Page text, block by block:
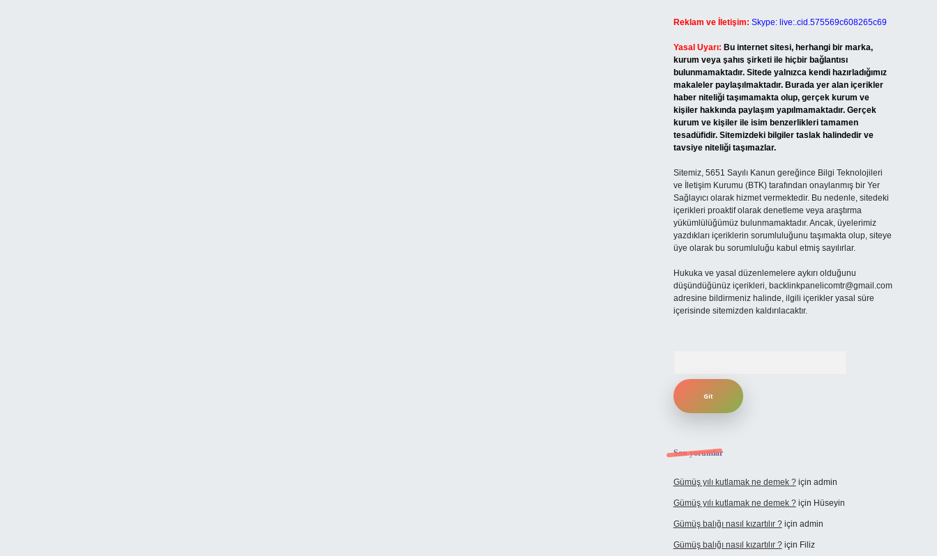
Reklam ve İletişim: Skype: live:.cid.575569c608265c69
Yasal Uyarı: Bu internet sitesi, herhangi bir marka,
kurum veya şahıs şirketi ile hiçbir bağlantısı
bulunmamaktadır. Sitede yalnızca kendi hazırladığımız
makaleler paylaşılmaktadır. Burada yer alan içerikler
haber niteliği taşımamakta olup, gerçek kurum ve
kişiler hakkında paylaşım yapılmamaktadır. Gerçek
kurum ve kişiler ile isim benzerlikleri tamamen
tesadüfidir. Sitemizdeki bilgiler taslak halindedir ve
tavsiye niteliği taşımazlar.
Sitemiz, 5651 Sayılı Kanun gereğince Bilgi Teknolojileri
ve İletişim Kurumu (BTK) tarafından onaylanmış bir Yer
Sağlayıcı olarak hizmet vermektedir. Bu nedenle, sitedeki
içerikleri proaktif olarak denetleme veya araştırma
yükümlülüğümüz bulunmamaktadır. Ancak, üyelerimiz
yazdıkları içeriklerin sorumluluğunu taşımakta olup, siteye
üye olarak bu sorumluluğu kabul etmiş sayılırlar.
Hukuka ve yasal düzenlemelere aykırı olduğunu
düşündüğünüz içerikleri, backlinkpanelicomtr@gmail.com
adresine bildirmeniz halinde, ilgili içerikler yasal süre
içerisinde sitemizden kaldırılacaktır.
Son yorumlar
Gümüş yılı kutlamak ne demek ?için admin
Gümüş yılı kutlamak ne demek ?için Hüseyin
Gümüş balığı nasıl kızartılır ?için admin
Gümüş balığı nasıl kızartılır ?için Filiz